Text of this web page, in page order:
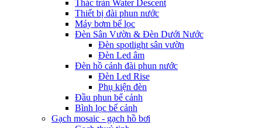
Thác tràn Water Descent
Thiết bị đài phun nước
Máy bơm bể lọc
Đèn Sân Vườn & Đèn Dưới Nước
Đèn spotlight sân vườn
Đèn Led âm
Đèn hồ cảnh đài phun nước
Đèn Led Rise
Phụ kiện đèn
Đầu phun bể cảnh
Bình lọc bể cảnh
Gạch mosaic - gạch hồ bơi